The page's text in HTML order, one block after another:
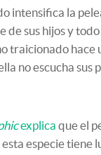
intensifica la
de sus hijos y
traicionado
no escucha sus
explica que el
especie tiene